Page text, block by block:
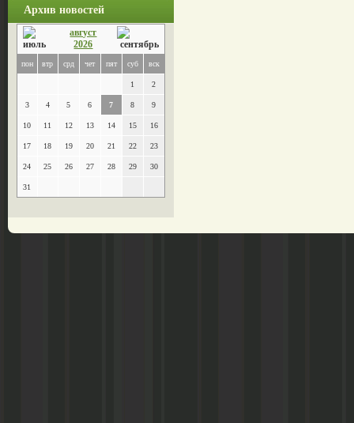
Архив новостей
август
2026
пон втр срд чет пят суб вск
1 2
3 4 5 6 7 8 9
10 11 12 13 14 15 16
17 18 19 20 21 22 23
24 25 26 27 28 29 30
31